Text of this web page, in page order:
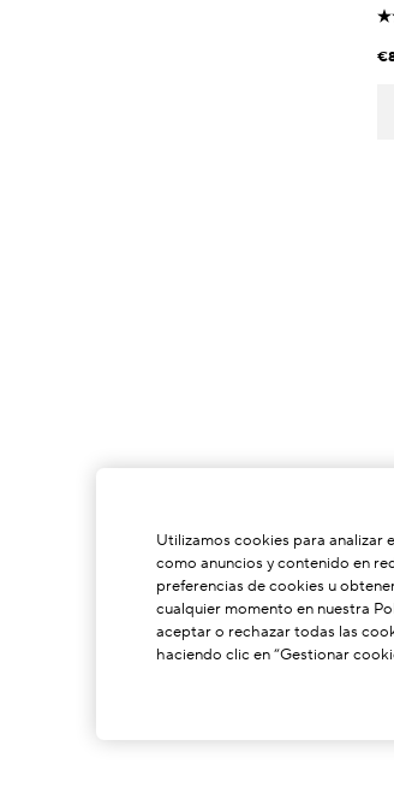
Utilizamos cookies para
como anuncios y contenido en
preferencias de cookies u
cualquier momento en nuestra
aceptar o rechazar todas las
haciendo clic en “Gestionar